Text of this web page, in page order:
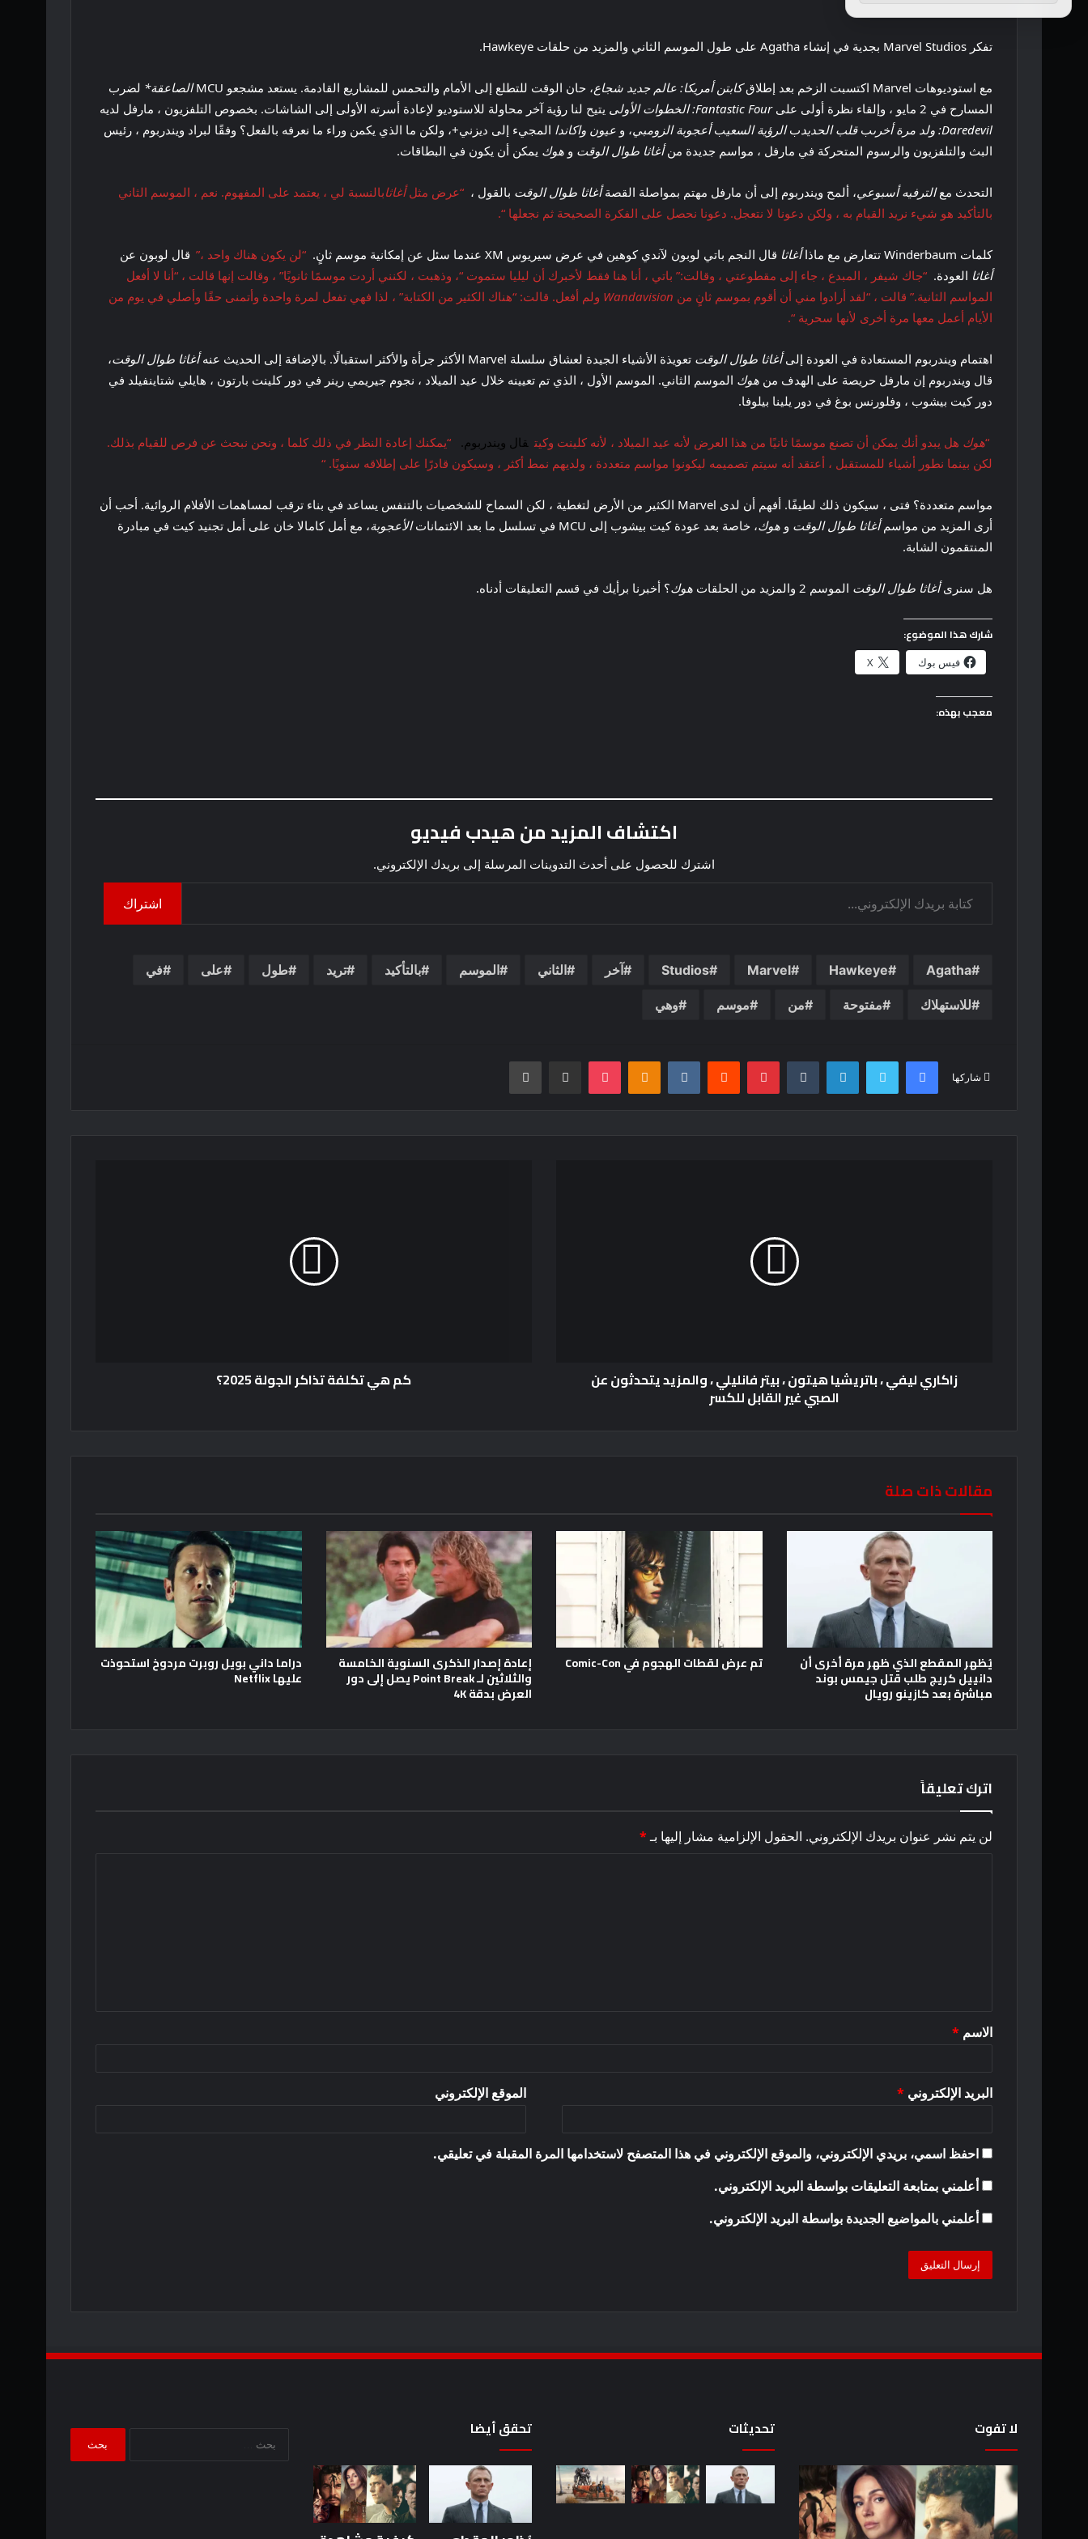
تفكر Marvel Studios بجدية في إنشاء Agatha على طول الموسم الثاني والمزيد من حلقات Hawkeye.
مع استوديوهات Marvel اكتسبت الزخم بعد إطلاق كابتن أمريكا: عالم جديد شجاع، حان الوقت للتطلع إلى الأمام والتحمس للمشاريع القادمة. يستعد مشجعو MCU الصاعقة* لضرب
المسارح في 2 مايو ، وإلقاء نظرة أولى على
Fantastic Four: الخطوات الأولى
يتيح لنا رؤية آخر محاولة للاستوديو لإعادة أسرته الأولى إلى الشاشات. بخصوص التلفزيون ، مارفل لديه
Daredevil: ولد مرة أخرى
بقلب الحديدبالرؤية السعيبأعجوبة الزومبي، و عيون واكاندا المجيء إلى ديزني+، ولكن ما الذي يكمن وراء ما نعرفه بالفعل؟ وفقًا لبراد ويندربوم ، رئيس
البث والتلفزيون والرسوم المتحركة في مارفل ، مواسم جديدة منأغاثا طوال الوقت و هوك يمكن أن يكون في البطاقات.
التحدث معالترفيه أسبوعي، ألمح ويندربوم إلى أن مارفل مهتم بمواصلة القصةأغاثا طوال الوقت بالقول ، “عرض مثلأغاثابالنسبة لي ، يعتمد على المفهوم. نعم ، الموسم الثاني
بالتأكيد هو شيء نريد القيام به ، ولكن دعونا لا نتعجل. دعونا نحصل على الفكرة الصحيحة ثم نجعلها “.
كلمات Winderbaum تتعارض مع ماذا أغاثا قال النجم باتي لوبون لآندي كوهين في عرض سيريوس XM عندما سئل عن إمكانية موسم ثانٍ. “لن يكون هناك واحد ،” قال لوبون عن
أغاثا العودة. “جاك شيفر ، المبدع ، جاء إلى مقطوعتي ، وقالت:” باتي ، أنا هنا فقط لأخبرك أن ليليا ستموت “، وذهبت ، لكنني أردت موسمًا ثانويًا” ، وقالت إنها قالت ، “أنا لا أفعل
المواسم الثانية.” قالت ، “لقد أرادوا مني أن أقوم بموسم ثانٍ من Wandavision ولم أفعل. قالت: “هناك الكثير من الكتابة” ، لذا فهي تفعل لمرة واحدة وأتمنى حقًا وأصلي في يوم من
الأيام أعمل معها مرة أخرى لأنها سحرية “.
اهتمام ويندربوم المستعادة في العودة إلىأغاثا طوال الوقت تعويذة الأشياء الجيدة لعشاق سلسلة Marvel الأكثر جرأة والأكثر استقبالًا. بالإضافة إلى الحديث عنه أغاثا طوال الوقت،
قال ويندربوم إن مارفل حريصة على الهدف من هوك الموسم الثاني. الموسم الأول ، الذي تم تعيينه خلال عيد الميلاد ، نجوم جيريمي رينر في دور كلينت بارتون ، هايلي شتاينفيلد في
دور كيت بيشوب ، وفلورنس بوغ في دور يلينا بيلوفا.
“هوك هل يبدو أنك يمكن أن تصنع موسمًا ثانيًا من هذا العرض لأنه عيد الميلاد ، لأنه كلينت وكيت قال ويندربوم.
“يمكنك إعادة النظر في ذلك كلما ، ونحن نبحث عن فرص للقيام بذلك.
لكن بينما نطور أشياء للمستقبل ، أعتقد أنه سيتم تصميمه ليكونوا مواسم متعددة ، ولديهم نمط أكثر ، وسيكون قادرًا على إطلاقه سنويًا. “
مواسم متعددة؟ فتى ، سيكون ذلك لطيفًا. أفهم أن لدى Marvel الكثير من الأرض لتغطية ، لكن السماح للشخصيات بالتنفس يساعد في بناء ترقب لمساهمات الأفلام الروائية. أحب أن
أرى المزيد من مواسمأغاثا طوال الوقت و هوك، خاصة بعد عودة كيت بيشوب إلى MCU في تسلسل ما بعد الائتمانات الأعجوبة، مع أمل كامالا خان على أمل تجنيد كيت في مبادرة
المنتقمون الشابة.
هل سنرىأغاثا طوال الوقت الموسم 2 والمزيد من الحلقات هوك؟ أخبرنا برأيك في قسم التعليقات أدناه.
شارك هذا الموضوع:
فيس بوك X
معجب بهذه:
اكتشاف المزيد من هيدب فيديو
اشترك للحصول على أحدث التدوينات المرسلة إلى بريدك الإلكتروني.
اشتراك
Agatha
Hawkeye
Marvel
Studios آخر الثاني الموسم بالتأكيد تريد طول على في
للاستهلاك مفتوحة من موسم وهي
شاركها
فيسبوكتويتر لينكدإن بينتيريست Odnoklassniki
بوكيت مشاركة عبر البريد طباعة
زاكاري ليفي ، باتريشيا هيتون ، بيتر فانليلي ، والمزيد يتحدثون عن
الصبي غير القابل للكسر
كم هي تكلفة تذاكر الجولة 2025؟
مقالات ذات صلة
يُظهر المقطع الذي ظهر مرة أخرى أن
دانييل كريج طلب قتل جيمس بوند
مباشرة بعد كازينو رويال
تم عرض لقطات الهجوم في Comic-Con إعادة إصدار الذكرى السنوية الخامسة
والثلاثين لـ Point Break يصل إلى دور
العرض بدقة 4K
دراما داني بويل روبرت مردوخ استحوذت
عليها Netflix
اترك تعليقاً
لن يتم نشر عنوان بريدك الإلكتروني. الحقول الإلزامية مشار إليها بـ*
*
الاسم *
البريد الإلكتروني * الموقع الإلكتروني
احفظ اسمي، بريدي الإلكتروني، والموقع الإلكتروني في هذا المتصفح لاستخدامها المرة المقبلة في تعليقي.
أعلمني بمتابعة التعليقات بواسطة البريد الإلكتروني.
أعلمني بالمواضيع الجديدة بواسطة البريد الإلكتروني.
لا تفوت
كيفية
مشاهدة
سلسلة
Harlan
عروض
خيال
علمي
أحدث
سلسلة
Batman
تم
عرض
لقطات
الهجوم
تحديثات تحقق أيضا
البحث